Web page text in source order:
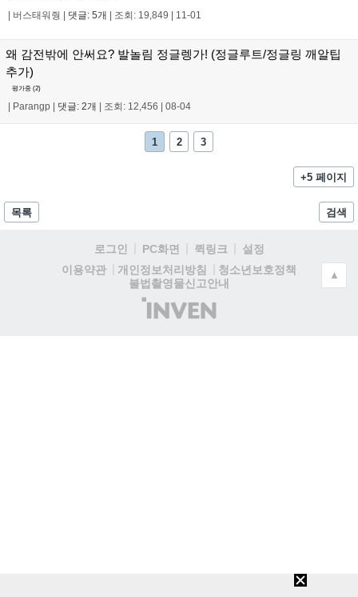
| 버스태워줭 | 댓글: 5개 | 조회: 19,849 | 11-01
왜 감전밖에 안써요? 발놀림 정글렝가! (정글루트/정글링 깨알팁
추가)
평가중 (2)
Parangp 댓글: 2개 조회: 12,456 08-04
1 2 3
+5 페이지
목록 검색
로그인 PC화면 퀵링크
설정
이용약관
개인정보처리방침
청소년보호정책
불법촬영물신고안내
(주)
인
▲